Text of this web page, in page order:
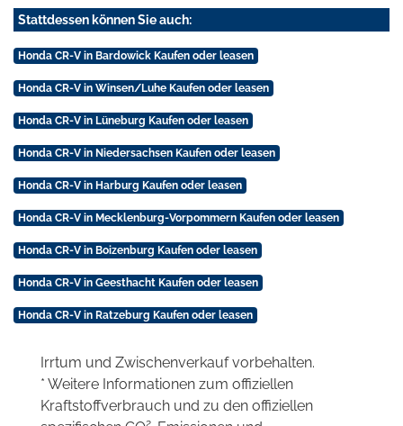
Stattdessen können Sie auch:
Honda CR-V in Bardowick Kaufen oder leasen
Honda CR-V in Winsen/Luhe Kaufen oder leasen
Honda CR-V in Lüneburg Kaufen oder leasen
Honda CR-V in Niedersachsen Kaufen oder leasen
Honda CR-V in Harburg Kaufen oder leasen
Honda CR-V in Mecklenburg-Vorpommern Kaufen oder leasen
Honda CR-V in Boizenburg Kaufen oder leasen
Honda CR-V in Geesthacht Kaufen oder leasen
Honda CR-V in Ratzeburg Kaufen oder leasen
Irrtum und Zwischenverkauf vorbehalten.
* Weitere Informationen zum offiziellen
Kraftstoffverbrauch und zu den offiziellen
2